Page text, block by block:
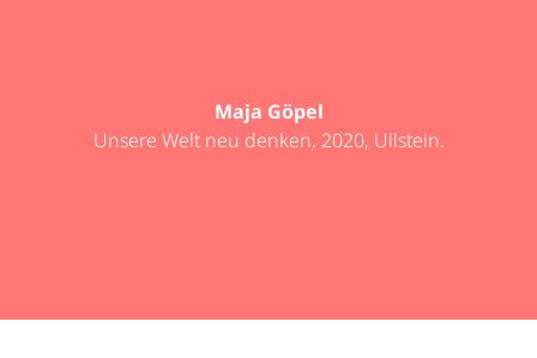
Maja Göpel
Unsere Welt neu denken, 2020, Ullstein.